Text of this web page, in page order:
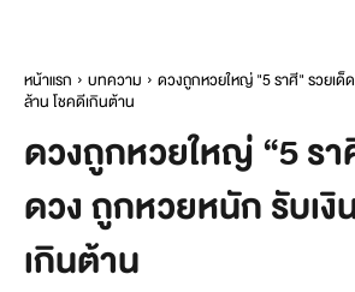
หน้าแรก บทความ
ดวงถูกหวยใหญ่ "5 ราศี" รวยเด็
ล้าน โชคดีเกินต้าน
ดวงถูกหวยใหญ่ “5 รา
ดวง ถูกหวยหนัก รับเงิ
เกินต้าน